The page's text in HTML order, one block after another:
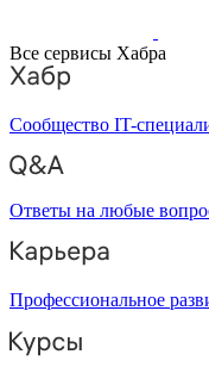
Все сервисы Хабра
Сообщество IT-
Ответы на любые
Профессиональное